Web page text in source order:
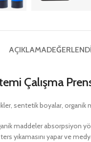
AÇIKLAMA
Çalışma
sentetik boyalar,
maddeler
yıkamasını yapar ve